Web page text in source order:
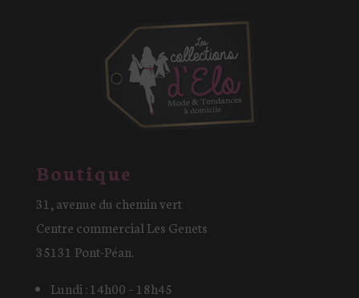
Boutique
31, avenue du chemin vert
Centre commercial Les Genets
35131 Pont-Péan.
Lundi : 14h00 – 18h45